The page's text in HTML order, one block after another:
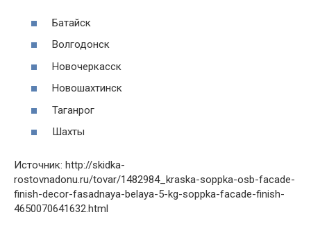
Батайск
Волгодонск
Новочеркасск
Новошахтинск
Таганрог
Шахты
Источник: http://skidka-
rostovnadonu.ru/tovar/1482984_kraska-soppka-osb-facade-
finish-decor-fasadnaya-belaya-5-kg-soppka-facade-finish-
4650070641632.html